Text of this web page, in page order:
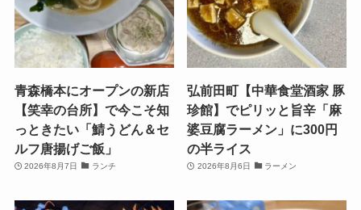
青森橋本にオープンの新店
【笑幸の台所】で今こそ知
っときたい「鯖うどん＆セ
ルフ唐揚げご飯」
2026年8月7日 ランチ
弘前田町【中華食堂酒家 豚
珍館】でピリッと旨辛「麻
婆豆腐ラーメン」に300円
の半ライス
2026年8月6日 ラーメン